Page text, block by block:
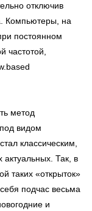
отключив
Компьютеры, на
постоянном
частотой,
метод
видом
классическим,
Так, в
таких «открыток»
подчас весьма
и